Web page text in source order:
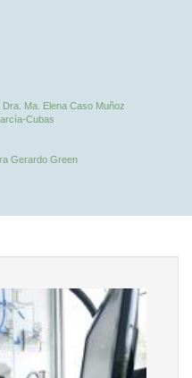
Ma. Elena Caso Muñoz
Cubas
Gerardo Green